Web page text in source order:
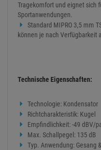
Tragekomfort und eignet sich
Sportanwendungen.
Standard MIPRO 3,5 mm
können je nach Verfügbarkeit
Technische Eigenschaften:
Technologie: Kondensator
Richtcharakteristik: Kugel
Empfindlichkeit: -49 dBV/
Max. Schallpegel: 135 dB
Typ. Anwendung: Gesang